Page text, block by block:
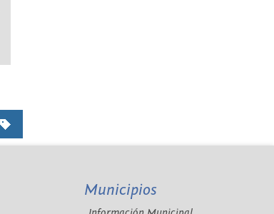
Municipios